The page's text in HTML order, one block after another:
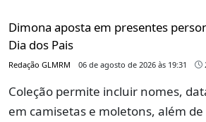
Dimona aposta em presentes
Dia dos Pais
Redação GLMRM 06 de agosto de 2026 às 19:31
Coleção permite incluir nomes,
em camisetas e moletons, além